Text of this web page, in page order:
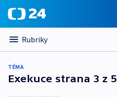
Rubriky
TÉMA
Exekuce strana 3 z 5